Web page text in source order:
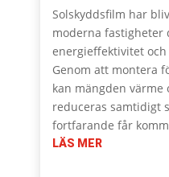
Solskyddsfilm har
moderna fastigheter
energieffektivitet
Genom att montera
kan mängden
reduceras samtidigt
fortfarande får
LÄS MER